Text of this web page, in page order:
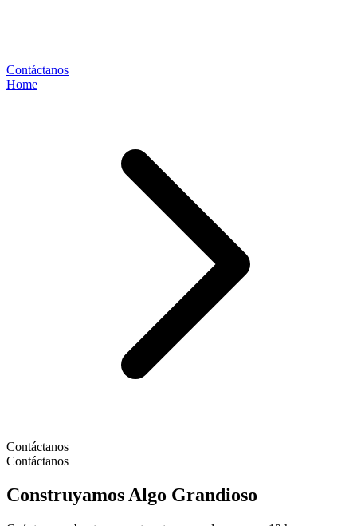
Contáctanos
Home
Contáctanos
Contáctanos
Construyamos Algo Grandioso